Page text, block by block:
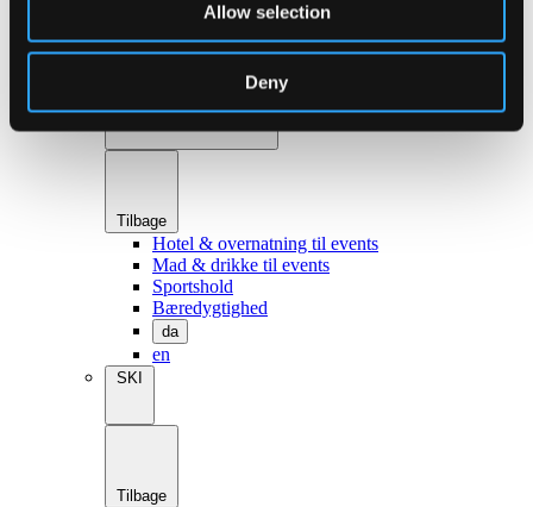
Allow selection
Deny
Tilbage
Hotel & overnatning til events
Mad & drikke til events
Sportshold
Bæredygtighed
da
en
SKI
Tilbage